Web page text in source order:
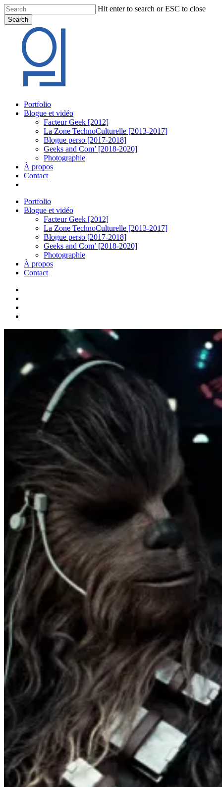
Skip
to
main
content
Hit enter to search or ESC to close
Search
Search
Menu
Portfolio
Blogue et vidéo
Facteur Geek [2012]
La Zone TechnoCulturelle [2013-2017]
Blogue perso [2017-2018]
Geeks and Com’ [2018-2020]
Photographie
À propos
Contact
Portfolio
Blogue et vidéo
Facteur Geek [2012]
La Zone TechnoCulturelle [2013-2017]
Blogue perso [2017-2018]
Geeks and Com’ [2018-2020]
Photographie
À propos
Contact